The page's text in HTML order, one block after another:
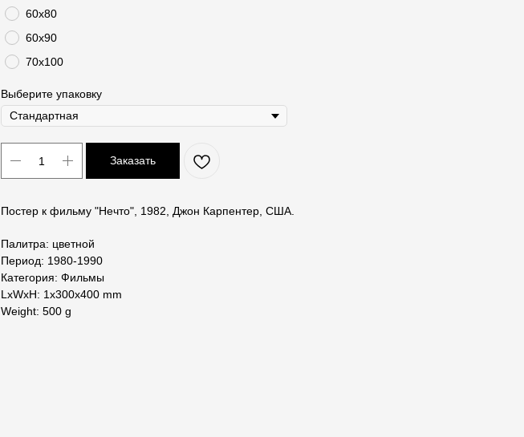
60х80
60х90
70х100
Выберите упаковку
Заказать
Постер к фильму "Нечто", 1982, Джон Карпентер, США.
Палитра: цветной
Период: 1980-1990
Категория: Фильмы
LxWxH: 1x300x400 mm
Weight: 500 g